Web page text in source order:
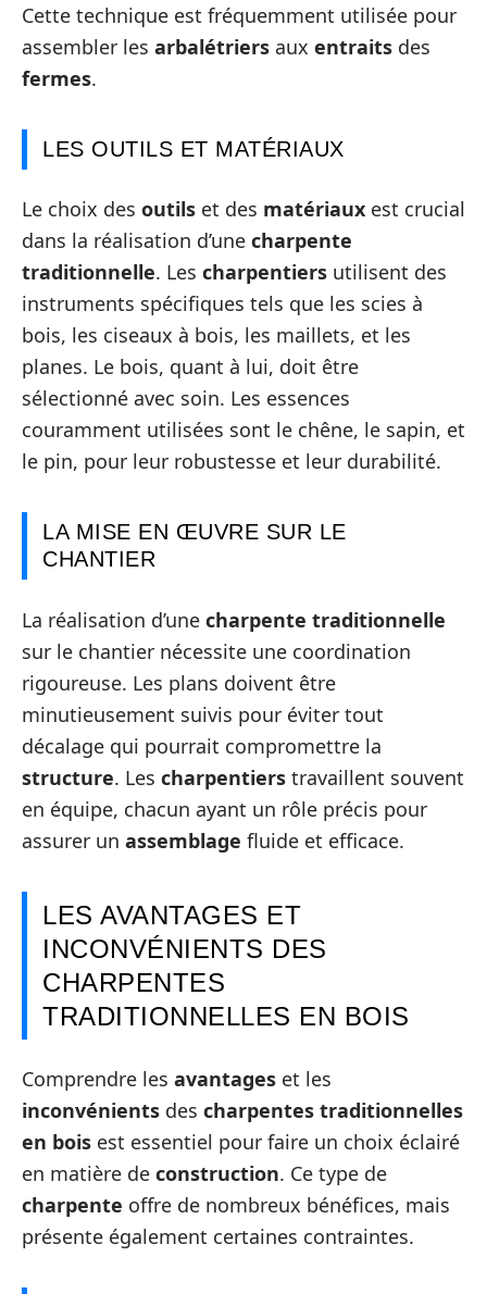
Cette technique est fréquemment utilisée pour
assembler les arbalétriers aux entraits des
fermes.
LES OUTILS ET MATÉRIAUX
Le choix des outils et des matériaux est crucial
dans la réalisation d’une charpente
traditionnelle. Les charpentiers utilisent des
instruments spécifiques tels que les scies à
bois, les ciseaux à bois, les maillets, et les
planes. Le bois, quant à lui, doit être
sélectionné avec soin. Les essences
couramment utilisées sont le chêne, le sapin, et
le pin, pour leur robustesse et leur durabilité.
LA MISE EN ŒUVRE SUR LE
CHANTIER
La réalisation d’une charpente traditionnelle
sur le chantier nécessite une coordination
rigoureuse. Les plans doivent être
minutieusement suivis pour éviter tout
décalage qui pourrait compromettre la
structure. Les charpentiers travaillent souvent
en équipe, chacun ayant un rôle précis pour
assurer un assemblage fluide et efficace.
LES AVANTAGES ET
INCONVÉNIENTS DES
CHARPENTES
TRADITIONNELLES EN BOIS
Comprendre les avantages et les
inconvénients des charpentes traditionnelles
en bois est essentiel pour faire un choix éclairé
en matière de construction. Ce type de
charpente offre de nombreux bénéfices, mais
présente également certaines contraintes.